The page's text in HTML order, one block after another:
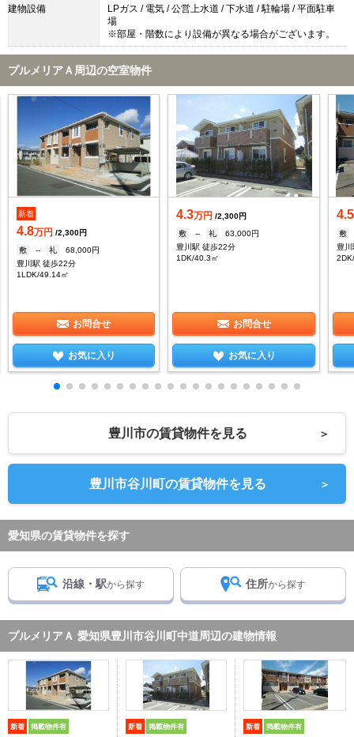
建物設備
LPガス / 電気 / 公営上水道 / 下水道 / 駐輪場 / 平面駐車
場
※部屋・階数により設備が異なる場合がございます。
プルメリアＡ周辺の空室物件
新着
4.8万円 /2,300円
敷
-- 礼
68,000円
豊川駅 徒歩22分
1LDK/49.14㎡
お問合せ
お気に入り
4.3万円 /2,300円
敷
-- 礼
63,000円
豊川駅 徒歩22分
1DK/40.3㎡
お問合せ
お気に入り
4.5
敷
豊
豊川市の賃貸物件を見る ＞
豊川市谷川町の賃貸物件を見る ＞
愛知県の賃貸物件を探す
沿線・駅から探す 住所から探す
プルメリアＡ 愛知県豊川市谷川町中道周辺の建物情報
新着 掲載物件有 新着 掲載物件有 新着 掲載物件有